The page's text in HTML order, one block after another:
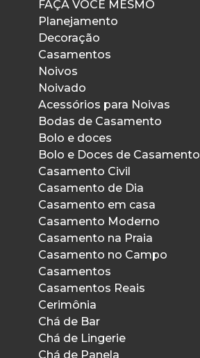
FAÇA VOCÊ MESMO
Planejamento
Decoração
Casamentos
Noivos
Noivado
Acessórios para Noivas
Bodas de Casamento
Bolo e doces
Bolo e Doces de Casamento
Casamento Civil
Casamento de Dia
Casamento em casa
Casamento Moderno
Casamento na Praia
Casamento no Campo
Casamentos
Casamentos Reais
Cerimônia
Chá de Bar
Chá de Lingerie
Chá de Panela